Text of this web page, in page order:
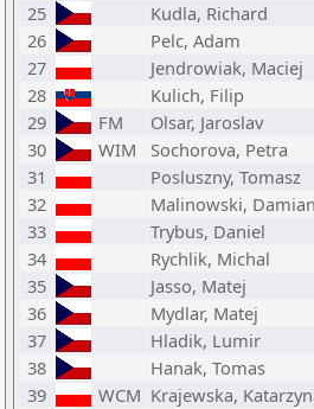
25
Kudla, Richard
26
Pelc, Adam
27
Jendrowiak, Maciej
28
Kulich, Filip
29
FM Olsar, Jaroslav
30
WIM Sochorova, Petra
31
Posluszny, Tomasz
32
Malinowski, Damian
33
Trybus, Daniel
34
Rychlik, Michal
35
Jasso, Matej
36
Mydlar, Matej
37
Hladik, Lumir
38
Hanak, Tomas
39
WCM Krajewska,